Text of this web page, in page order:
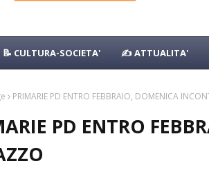
📝 CULTURA-SOCIETA' ✍ ATTUALITA'
PRIMARIE PD ENTRO FEBBRAIO, DOMENICA
PD ENTRO